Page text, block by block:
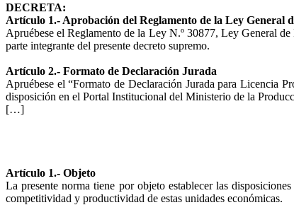
DECRETA:
Artículo 1.- Aprobación del Reglamento de la Ley General
Apruébese el Reglamento de la Ley N.º 30877, Ley General
parte integrante del presente decreto supremo.
Artículo 2.- Formato de Declaración Jurada
Apruébese el “Formato de Declaración Jurada para Licencia
disposición en el Portal Institucional del Ministerio de la
[…]
Artículo 1.- Objeto
La presente norma tiene por objeto establecer las
competitividad y productividad de estas unidades económicas.